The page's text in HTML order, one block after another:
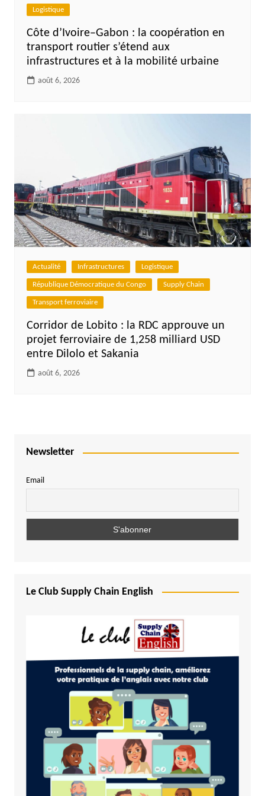
Logistique
Côte d’Ivoire–Gabon : la coopération en
transport routier s’étend aux
infrastructures et à la mobilité urbaine
août 6, 2026
Actualité Infrastructures Logistique
République Démocratique du Congo Supply Chain
Transport ferroviaire
Corridor de Lobito : la RDC approuve un
projet ferroviaire de 1,258 milliard USD
entre Dilolo et Sakania
août 6, 2026
Newsletter
Email
Le Club Supply Chain English